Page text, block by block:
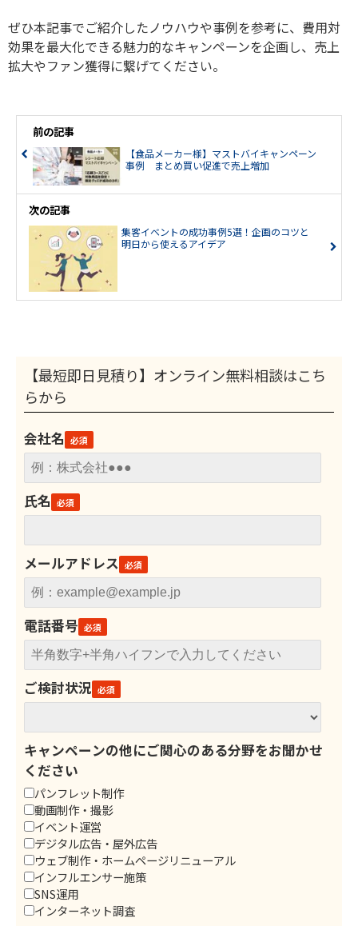
ぜひ本記事でご紹介したノウハウや事例を参考に、費用対
効果を最大化できる魅力的なキャンペーンを企画し、売上
拡大やファン獲得に繋げてください。
前の記事
【食品メーカー様】マストバイキャンペーン
事例 まとめ買い促進で売上増加
次の記事
集客イベントの成功事例5選！企画のコツと
明日から使えるアイデア
【最短即日見積り】オンライン無料相談はこち
らから
会社名
氏名
メールアドレス
電話番号
ご検討状況
キャンペーンの他にご関心のある分野をお聞かせ
ください
パンフレット制作
動画制作・撮影
イベント運営
デジタル広告・屋外広告
ウェブ制作・ホームページリニューアル
インフルエンサー施策
SNS運用
インターネット調査